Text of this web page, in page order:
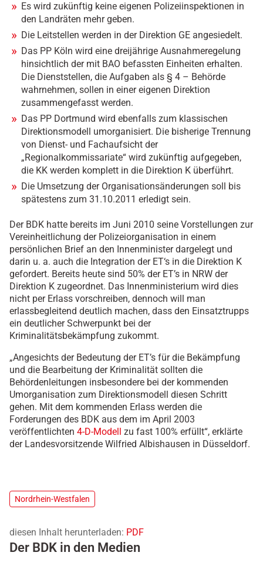
Es wird zukünftig keine eigenen Polizeiinspektionen in
den Landräten mehr geben.
Die Leitstellen werden in der Direktion GE angesiedelt.
Das PP Köln wird eine dreijährige Ausnahmeregelung
hinsichtlich der mit BAO befassten Einheiten erhalten.
Die Dienststellen, die Aufgaben als § 4 – Behörde
wahrnehmen, sollen in einer eigenen Direktion
zusammengefasst werden.
Das PP Dortmund wird ebenfalls zum klassischen
Direktionsmodell umorganisiert. Die bisherige Trennung
von Dienst- und Fachaufsicht der
„Regionalkommissariate“ wird zukünftig aufgegeben,
die KK werden komplett in die Direktion K überführt.
Die Umsetzung der Organisationsänderungen soll bis
spätestens zum 31.10.2011 erledigt sein.
Der BDK hatte bereits im Juni 2010 seine Vorstellungen zur
Vereinheitlichung der Polizeiorganisation in einem
persönlichen Brief an den Innenminister dargelegt und
darin u. a. auch die Integration der ET‘s in die Direktion K
gefordert. Bereits heute sind 50% der ET’s in NRW der
Direktion K zugeordnet. Das Innenministerium wird dies
nicht per Erlass vorschreiben, dennoch will man
erlassbegleitend deutlich machen, dass den Einsatztrupps
ein deutlicher Schwerpunkt bei der
Kriminalitätsbekämpfung zukommt.
„Angesichts der Bedeutung der ET’s für die Bekämpfung
und die Bearbeitung der Kriminalität sollten die
Behördenleitungen insbesondere bei der kommenden
Umorganisation zum Direktionsmodell diesen Schritt
gehen. Mit dem kommenden Erlass werden die
Forderungen des BDK aus dem im April 2003
veröffentlichten 4-D-Modell
zu fast 100% erfüllt“, erklärte
der Landesvorsitzende Wilfried Albishausen in Düsseldorf.
Nordrhein-Westfalen
diesen Inhalt herunterladen: PDF
Der BDK in den Medien